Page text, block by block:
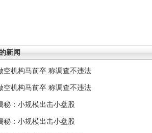
新闻
空机构马前卒 称调查不违法
空机构马前卒 称调查不违法
秘：小规模出击小盘股
秘：小规模出击小盘股